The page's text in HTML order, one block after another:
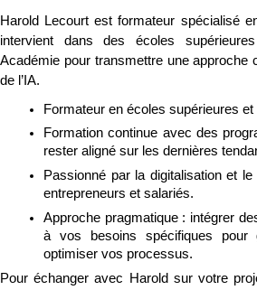
Harold Lecourt est formateur spécialisé
intervient dans des écoles
Académie pour transmettre une approche
de l’IA.
Formateur en écoles supérieures
Formation continue avec des
rester aligné sur les dernières
Passionné par la digitalisation et le
entrepreneurs et salariés.
Approche pragmatique : intégrer
à vos besoins spécifiques pour
optimiser vos processus.
Pour échanger avec Harold sur votre